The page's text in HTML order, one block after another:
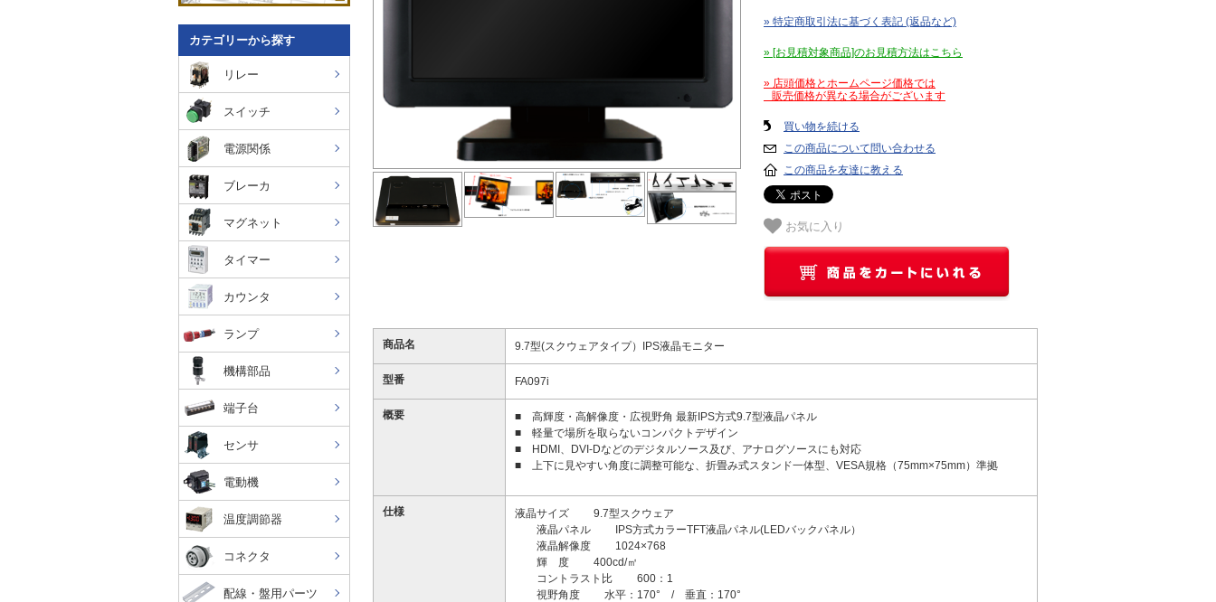
» 特定商取引法に基づく表記 (返品など)
» [お見積対象商品]のお見積方法はこちら
» 店頭価格とホームページ価格では
販売価格が異なる場合がございます
買い物を続ける
この商品について問い合わせる
この商品を友達に教える
お気に入り
商品名 9.7型(スクウェアタイプ）IPS液晶モニター
型番 FA097i
概要
■ 高輝度・高解像度・広視野角 最新IPS方式9.7型液晶パネル
■ 軽量で場所を取らないコンパクトデザイン
■ HDMI、DVI-Dなどのデジタルソース及び、アナログソースにも対応
■ 上下に見やすい角度に調整可能な、折畳み式スタンド一体型、VESA規格（75mm×75mm）準拠
仕様
液晶サイズ 9.7型スクウェア
液晶パネル IPS方式カラーTFT液晶パネル(LEDバックパネル）
液晶解像度 1024×768
輝 度 400cd/㎡
コントラスト比 600：1
視野角度 水平：170° / 垂直：170°
カテゴリーから探す
リレー
スイッチ
電源関係
ブレーカ
マグネット
タイマー
カウンタ
ランプ
機構部品
端子台
センサ
電動機
温度調節器
コネクタ
配線・盤用パーツ